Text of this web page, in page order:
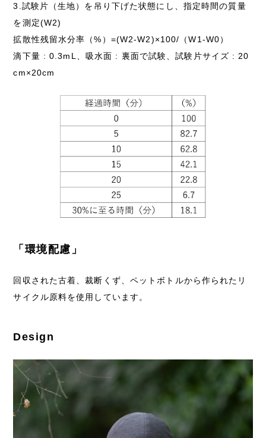
3.試験片（生地）を吊り下げた状態にし、指定時間の質量
を測定(W2)
拡散性残留水分率（%）=(W2-W2)×100/（W1-W0）
滴下量 : 0.3mL、吸水面 : 裏面で試験、試験片サイズ : 20
cm×20cm
「環境配慮」
回収された古着、裁断くず、ペットボトルから作られたリ
サイクル原料を使用しています。
Design